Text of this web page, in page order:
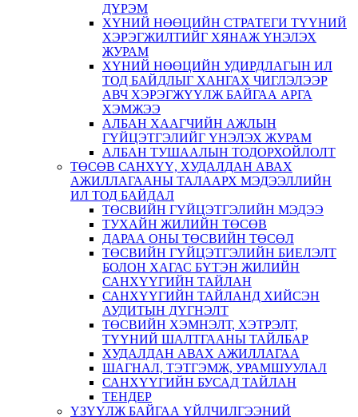
ДҮРЭМ
ХҮНИЙ НӨӨЦИЙН СТРАТЕГИ ТҮҮНИЙ
ХЭРЭГЖИЛТИЙГ ХЯНАЖ ҮНЭЛЭХ
ЖУРАМ
ХҮНИЙ НӨӨЦИЙН УДИРДЛАГЫН ИЛ
ТОД БАЙДЛЫГ ХАНГАХ ЧИГЛЭЛЭЭР
АВЧ ХЭРЭГЖҮҮЛЖ БАЙГАА АРГА
ХЭМЖЭЭ
АЛБАН ХААГЧИЙН АЖЛЫН
ГҮЙЦЭТГЭЛИЙГ ҮНЭЛЭХ ЖУРАМ
АЛБАН ТУШААЛЫН ТОДОРХОЙЛОЛТ
ТӨСӨВ САНХҮҮ, ХУДАЛДАН АВАХ
АЖИЛЛАГААНЫ ТАЛААРХ МЭДЭЭЛЛИЙН
ИЛ ТОД БАЙДАЛ
ТӨСВИЙН ГҮЙЦЭТГЭЛИЙН МЭДЭЭ
ТУХАЙН ЖИЛИЙН ТӨСӨВ
ДАРАА ОНЫ ТӨСВИЙН ТӨСӨЛ
ТӨСВИЙН ГҮЙЦЭТГЭЛИЙН БИЕЛЭЛТ
БОЛОН ХАГАС БҮТЭН ЖИЛИЙН
САНХҮҮГИЙН ТАЙЛАН
САНХҮҮГИЙН ТАЙЛАНД ХИЙСЭН
АУДИТЫН ДҮГНЭЛТ
ТӨСВИЙН ХЭМНЭЛТ, ХЭТРЭЛТ,
ТҮҮНИЙ ШАЛТГААНЫ ТАЙЛБАР
ХУДАЛДАН АВАХ АЖИЛЛАГАА
ШАГНАЛ, ТЭТГЭМЖ, УРАМШУУЛАЛ
САНХҮҮГИЙН БУСАД ТАЙЛАН
ТЕНДЕР
ҮЗҮҮЛЖ БАЙГАА ҮЙЛЧИЛГЭЭНИЙ